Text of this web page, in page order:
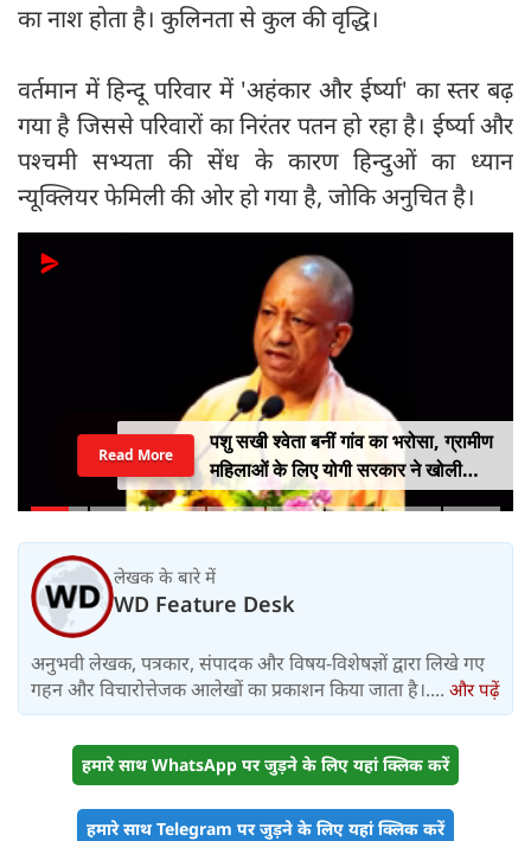
का नाश होता है। कुलिनता से कुल की वृद्धि।
वर्तमान में हिन्दू परिवार में 'अहंकार और ईर्ष्या' का स्तर बढ़
गया है जिससे परिवारों का निरंतर पतन हो रहा है। ईर्ष्या और
पश्चमी सभ्यता की सेंध के कारण हिन्दुओं का ध्यान
न्यूक्लियर फेमिली की ओर हो गया है, जोकि अनुचित है।
पशु सखी श्वेता बनीं गांव का भरोसा, ग्रामीण
महिलाओं के लिए योगी सरकार ने खोली
आत्मनिर्भरता की राह
Read More
लेखक के बारे में
WD Feature Desk
अनुभवी लेखक, पत्रकार, संपादक और विषय-विशेषज्ञों द्वारा लिखे गए
गहन और विचारोत्तेजक आलेखों का प्रकाशन किया जाता है।.... और पढ़ें
हमारे साथ WhatsApp पर जुड़ने के लिए यहां क्लिक करें
हमारे साथ Telegram पर जुड़ने के लिए यहां क्लिक करें